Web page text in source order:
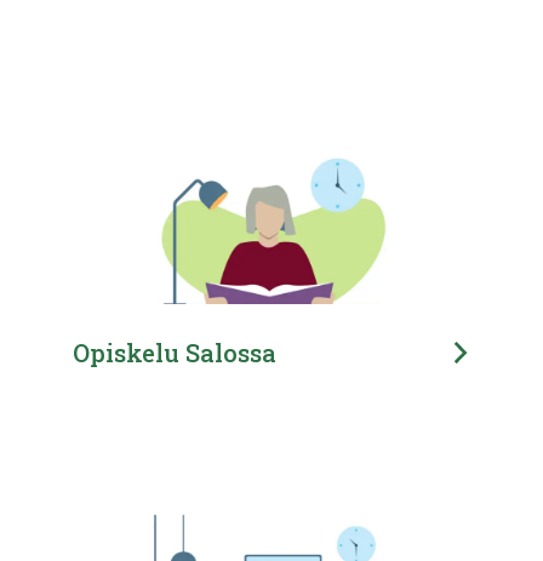
Opiskelu Salossa